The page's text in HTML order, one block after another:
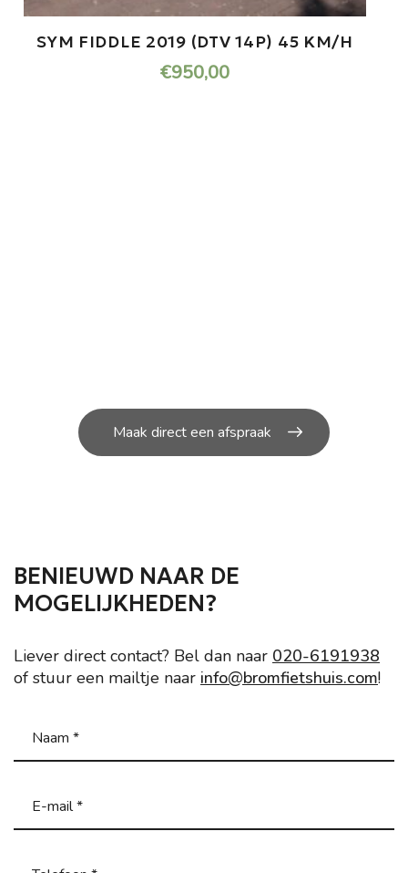
PEUGEOT SPEEDFIGHT 45KM 2019
€1.995,00
Maak direct een afspraak
BENIEUWD NAAR DE
MOGELIJKHEDEN?
Liever direct contact? Bel dan naar 020-6191938
of stuur een mailtje naar info@bromfietshuis.com!